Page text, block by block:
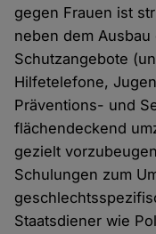
gegen Frauen ist
neben dem
Schutzangebote
Hilfetelefone,
Präventions- und
flächendeckend
gezielt
Schulungen zum
Staatsdiener wie